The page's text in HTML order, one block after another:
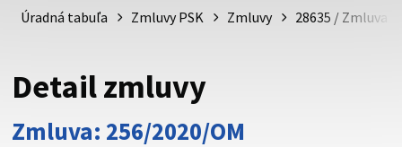
psk.sk.
Buďte pozorní a vždy sa uistite, že zdieľate informácie iba
cez zabezpečenú webovú stránku. Zabezpečená stránka
vždy začína https:// pred názvom domény webového sídla.
Úradná tabuľa Zmluvy PSK Zmluvy 28635 / Zmluva
Detail zmluvy
Zmluva: 256/2020/OM